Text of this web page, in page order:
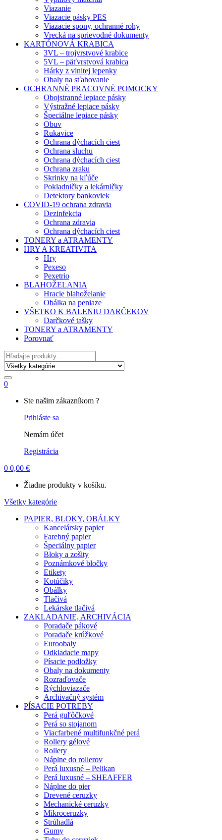
Viazanie
Viazacie pásky PES
Viazacie spony, ochranné rohy
Vrecká na sprievodné dokumenty
KARTÓNOVÁ KRABICA
3VL – trojvrstvové krabice
5VL – päťvrstvová krabica
Hárky z vlnitej lepenky
Obaly na sťahovanie
OCHRANNÉ PRACOVNÉ POMOCKY
Obojstranné lepiace pásky
Výstražné lepiace pásky
Špeciálne lepiace pásky
Obuv
Rukavice
Ochrana dýchacích ciest
Ochrana sluchu
Ochrana dýchacích ciest
Ochrana zraku
Skrinky na kľúče
Pokladničky a lekárničky
Detektory bankoviek
COVID-19 ochrana zdravia
Dezinfekcia
Ochrana zdravia
Ochrana dýchacích ciest
TONERY a ATRAMENTY
HRY A KREATIVITA
Hry
Pexeso
Pexetrio
BLAHOŽELANIA
Hracie blahoželanie
Obálka na peniaze
VŠETKO K BALENIU DARČEKOV
Darčkové tašky
TONERY a ATRAMENTY
Porovnať
Hľadať
0
Ste našim zákazníkom ?
Prihláste sa
Nemám účet
Registrácia
0 0,00 €
Žiadne produkty v košíku.
Všetky kategórie
PAPIER, BLOKY, OBÁLKY
Kancelársky papier
Farebný papier
Špeciálny papier
Bloky a zošity
Poznámkové bločky
Etikety
Kotúčiky
Obálky
Tlačivá
Lekárske tlačivá
ZAKLADANIE, ARCHIVÁCIA
Poradače pákové
Poradače krúžkové
Euroobaly
Odkladacie mapy
Písacie podložky
Obaly na dokumenty
Rozraďovače
Rýchloviazače
Archivačný systém
PÍSACIE POTREBY
Perá guľôčkové
Perá so stojanom
Viacfarbené multifunkčné perá
Rollery gélové
Rollery
Náplne do rollerov
Perá luxusné – Pelikan
Perá luxusné – SHEAFFER
Náplne do pier
Drevené ceruzky
Mechanické ceruzky
Mikroceruzky
Strúhadlá
Gumy